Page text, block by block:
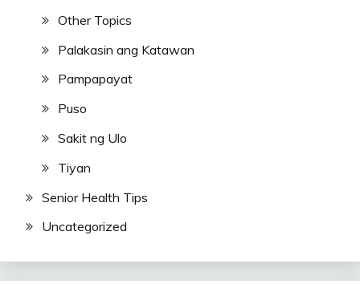
Other Topics
Palakasin ang Katawan
Pampapayat
Puso
Sakit ng Ulo
Tiyan
Senior Health Tips
Uncategorized